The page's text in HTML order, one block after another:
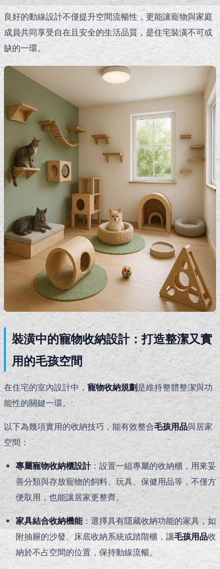
良好的動線設計不僅提升空間流暢性，更能讓寵物與家庭
成員共同享受自在且安全的生活品質，是住宅裝潢不可或
缺的一環。
裝潢中的寵物收納設計：打造整潔又實
用的毛孩空間
在住宅的室內設計中， 寵物收納規劃是維持整體整潔與功
能性的關鍵一環。
以下為幾項實用的收納技巧，能有效整合毛孩用品與居家
空間：
專屬寵物收納櫃設計：設置一組專屬的收納櫃，用來妥
善分類與存放寵物的飼料、玩具、保健用品等，不僅方
便取用，也能讓居家更整齊。
家具結合收納機能：選擇具有隱藏收納功能的家具，如
附抽屜的沙發、床底收納系統或踏階櫃，讓毛孩用品收
納於不占空間的位置，保持動線流暢。